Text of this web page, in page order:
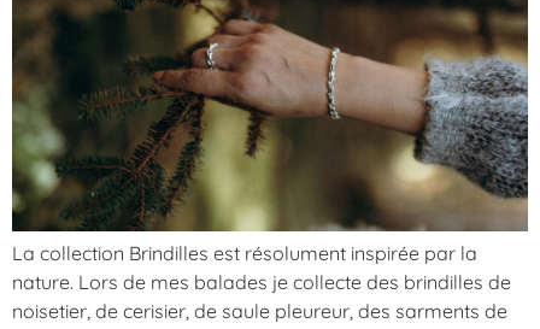
La collection Brindilles est résolument inspirée par la
nature. Lors de mes balades je collecte des brindilles de
noisetier, de cerisier, de saule pleureur, des sarments de